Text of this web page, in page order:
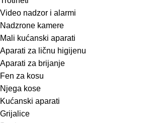
Video nadzor i alarmi
Nadzrone kamere
Mali kućanski aparati
Aparati za ličnu higijenu
Aparati za brijanje
Fen za kosu
Njega kose
Kućanski aparati
Grijalice